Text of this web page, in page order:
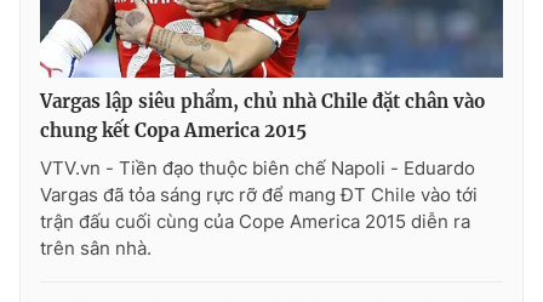
Vargas lập siêu phẩm, chủ nhà Chile đặt chân vào
chung kết Copa America 2015
VTV.vn - Tiền đạo thuộc biên chế Napoli - Eduardo
Vargas đã tỏa sáng rực rỡ để mang ĐT Chile vào tới
trận đấu cuối cùng của Cope America 2015 diễn ra
trên sân nhà.